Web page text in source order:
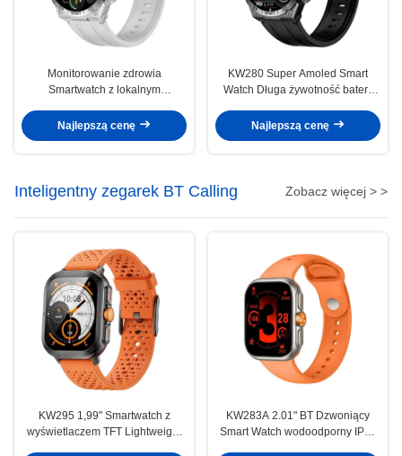
Monitorowanie zdrowia
Smartwatch z lokalnym
Najlepszą cenę
KW280 Super Amoled Smart
Watch Długa żywotność baterii
ekranem
Najlepszą cenę
Inteligentny zegarek BT ​​Calling Zobacz więcej > >
KW295 1,99" Smartwatch z
wyświetlaczem TFT Lightweight
KW283A 2.01" BT Dzwoniący
Smart Watch wodoodporny IP68